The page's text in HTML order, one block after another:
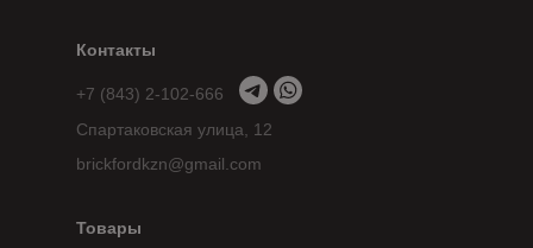
Товары
Контакты
+7 (843) 2-102-666
brickfordkzn@gmail.com
Спартаковская улица, 12